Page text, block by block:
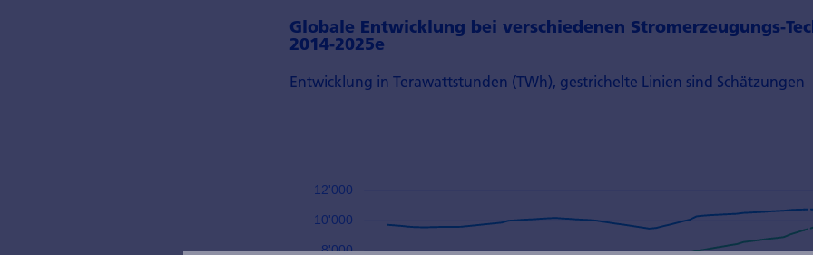
Globale Entwicklung bei verschiedenen Stromerzeugungs-
2014-2025e
Entwicklung in Terawattstunden (TWh), gestrichelte Linien sind Schätzungen